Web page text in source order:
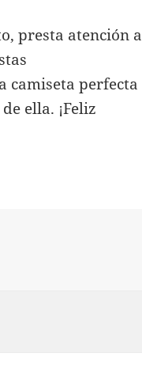
presta atención a
camiseta perfecta
ella. ¡Feliz